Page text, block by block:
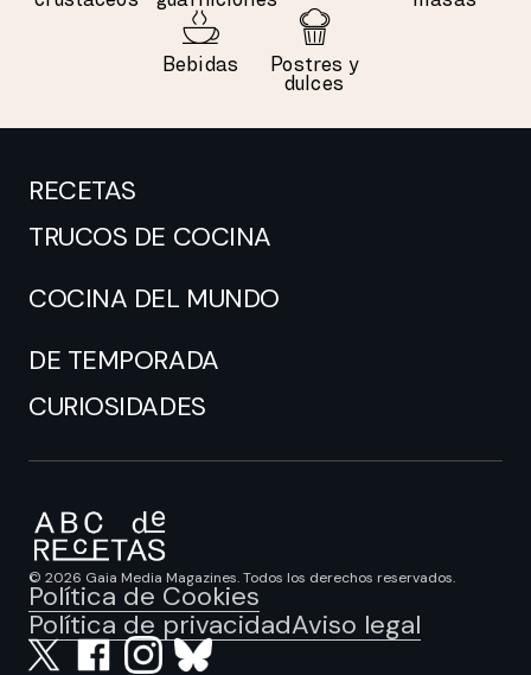
Bebidas
Postres y
dulces
RECETAS
TRUCOS DE COCINA
COCINA DEL MUNDO
DE TEMPORADA
CURIOSIDADES
© 2026 Gaia Media Magazines. Todos los derechos reservados.
Política de Cookies
Política de privacidadAviso legal